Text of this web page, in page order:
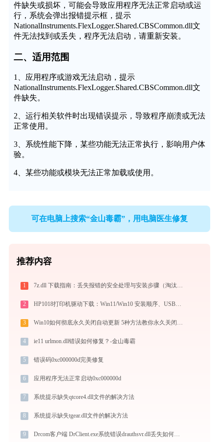
件缺失或损坏，可能会导致应用程序无法正常启动或运
行，系统会弹出报错提示框，提示
NationalInstruments.FlexLogger.Shared.CBSCommon.dll文
件无法找到或丢失，程序无法启动，请重新安装。
二、适用范围
1、应用程序或游戏无法启动，提示
NationalInstruments.FlexLogger.Shared.CBSCommon.dll文
件缺失。
2、运行相关软件时出现错误提示，导致程序崩溃或无法
正常使用。
3、系统性能下降，某些功能无法正常执行，影响用户体
验。
4、某些功能或模块无法正常加载或使用。
可在电脑上搜索“金山毒霸”，用电脑医生修复
推荐内容
1 7z.dll 下载指南：丢失报错的安全处理与安装步骤（淘汰））
2 HP1018打印机驱动下载：Win11/Win10 安装顺序、USB无响应与打印首选项缺失处理_20260410155929_05
3 Win10如何彻底永久关闭自动更新 5种方法教你永久关闭win10自动更新
4 ie11 urlmon.dll错误如何修复？-金山毒霸
5 错误码0xc000000d完美修复
6 应用程序无法正常启动0xc000000d
7 系统提示缺失qtcore4.dll文件的解决方法
8 系统提示缺失tgear.dll文件的解决方法
9 Drcom客户端 DrClient.exe系统错误drauthsvr.dll丢失如何解决